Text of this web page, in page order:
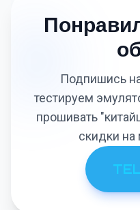
Подпишись
тестируем
прошивать
скидки на
найти самую